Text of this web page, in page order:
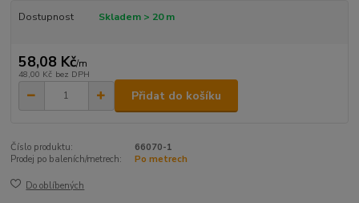
Dostupnost Skladem > 20 m
58,08 Kč/m
48,00 Kč bez DPH
Přidat do košíku
Číslo produktu:
66070-1
Prodej po baleních/metrech:
Po metrech
Do oblíbených